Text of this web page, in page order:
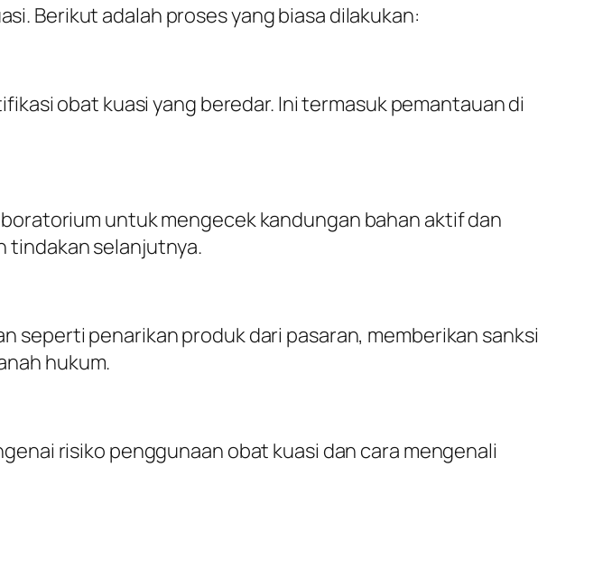
Berikut adalah proses yang biasa dilakukan:
obat kuasi yang beredar. Ini termasuk pemantauan di
untuk mengecek kandungan bahan aktif dan
tindakan selanjutnya.
seperti penarikan produk dari pasaran, memberikan sanksi
hukum.
risiko penggunaan obat kuasi dan cara mengenali